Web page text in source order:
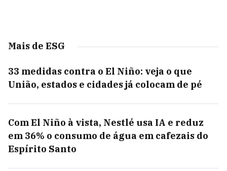
Mais de ESG
33 medidas contra o El Niño: veja o que
União, estados e cidades já colocam de pé
Com El Niño à vista, Nestlé usa IA e reduz
em 36% o consumo de água em cafezais do
Espírito Santo